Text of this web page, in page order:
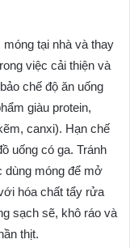
tại nhà và thay
việc cải thiện và
chế độ ăn uống
giàu protein,
canxi). Hạn chế
uống có ga. Tránh
dùng móng để mở
hóa chất tẩy rửa
sạch sẽ, khô ráo và
thịt.